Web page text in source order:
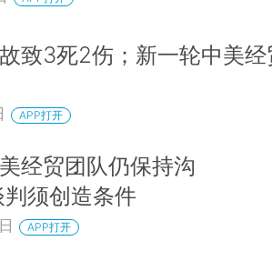
致3死2伤；新一轮中美经
APP打开
经贸团队仍保持沟
须创造条件
APP打开